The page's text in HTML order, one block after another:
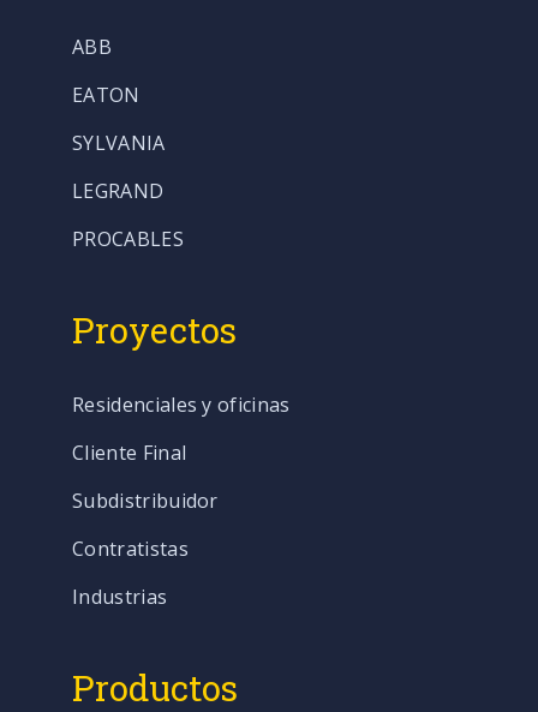
ABB
EATON
SYLVANIA
LEGRAND
PROCABLES
Proyectos
Residenciales y oficinas
Cliente Final
Subdistribuidor
Contratistas
Industrias
Productos